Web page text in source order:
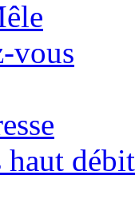
vous
haut débit